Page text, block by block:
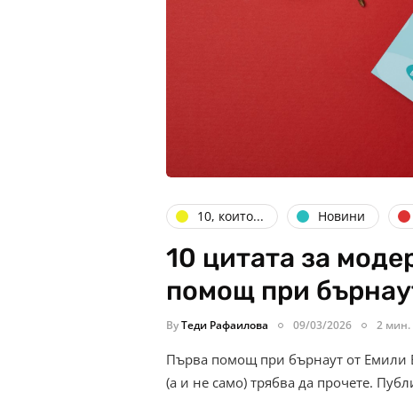
10, които... Новини
10 цитата за
помощ при
ByТеди Рафаилова 09/03/2026 2 мин.
Първа помощ при бърнаут от Емили
(а и не само) трябва да прочете.